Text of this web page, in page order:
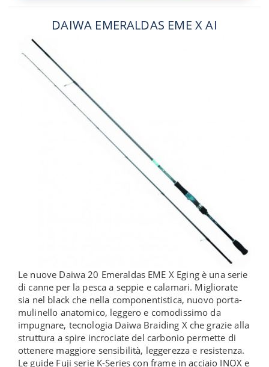
DAIWA EMERALDAS EME X AI
Le nuove Daiwa 20 Emeraldas EME X Eging è una serie
di canne per la pesca a seppie e calamari. Migliorate
sia nel black che nella componentistica, nuovo porta-
mulinello anatomico, leggero e comodissimo da
impugnare, tecnologia Daiwa Braiding X che grazie alla
struttura a spire incrociate del carbonio permette di
ottenere maggiore sensibilità, leggerezza e resistenza.
Le guide Fuji serie K-Series con frame in acciaio INOX e